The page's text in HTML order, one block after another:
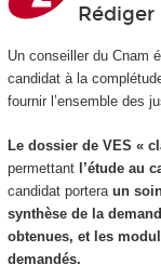
Rédiger
Un conseiller du Cnam
candidat à la
fournir l’ensemble des
Le dossier de VES «
permettant l’étude au
candidat portera un
synthèse de la
obtenues, et les
demandés.